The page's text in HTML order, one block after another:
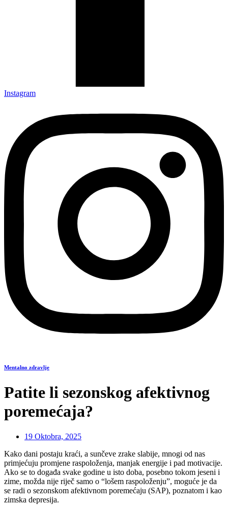
Instagram
Mentalno zdravlje
Patite li sezonskog afektivnog
poremećaja?
19 Oktobra, 2025
Kako dani postaju kraći, a sunčeve zrake slabije, mnogi od nas
primjećuju promjene raspoloženja, manjak energije i pad motivacije.
Ako se to događa svake godine u isto doba, posebno tokom jeseni i
zime, možda nije riječ samo o “lošem raspoloženju”, moguće je da
se radi o sezonskom afektivnom poremećaju (SAP), poznatom i kao
zimska depresija.